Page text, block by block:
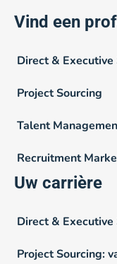
Vind een
Direct & Executive
Project Sourcing
Talent
Recruitment
Uw carrière
Direct & Executive
Project Sourcing: